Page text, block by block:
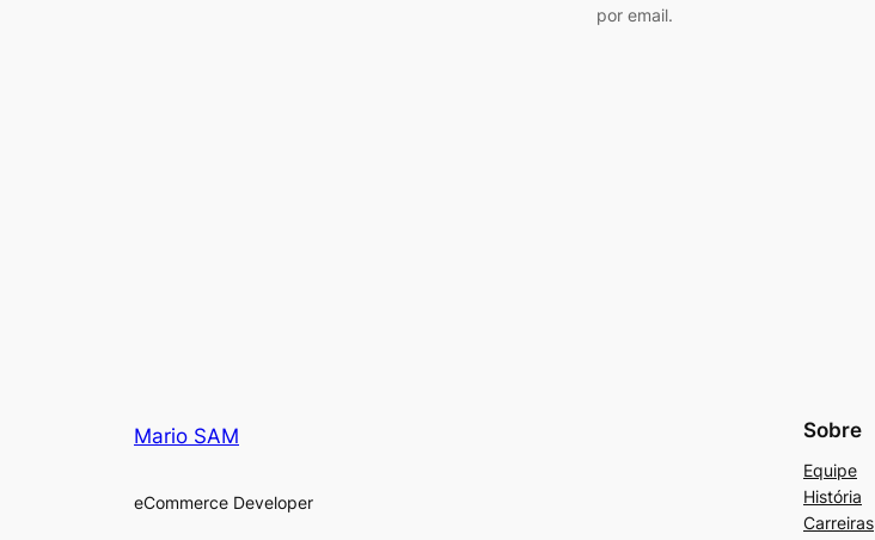
por email.
Mario SAM
eCommerce Developer
Sobre
Equipe
História
Carreiras